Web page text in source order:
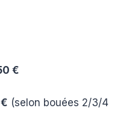
€
(selon bouées 2/3/4